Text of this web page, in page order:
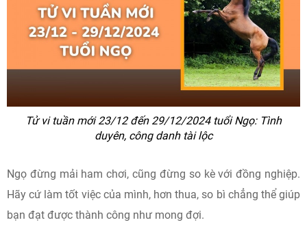
Tử vi tuần mới 23/12 đến 29/12/2024 tuổi Ngọ: Tình
duyên, công danh tài lộc
Ngọ đừng mải ham chơi, cũng đừng so kè với đồng nghiệp.
Hãy cứ làm tốt việc của mình, hơn thua, so bì chẳng thể giúp
bạn đạt được thành công như mong đợi.